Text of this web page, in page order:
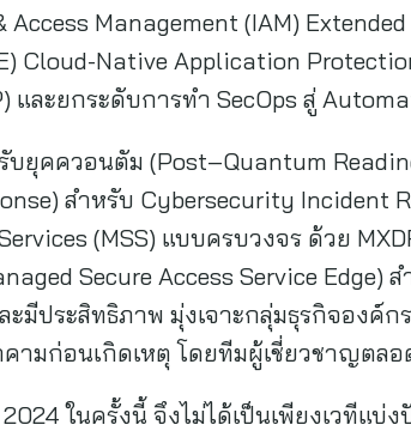
Management (IAM)
Cloud-Native Application
และยกระดับการทำ SecOps สู่
ยุคควอนตัม (Post–Quantum
สำหรับ Cybersecurity Incident
(MSS) แบบครบวงจร ด้วย
Secure Access Service
ะมีประสิทธิภาพ มุ่งเจาะกลุ่มธุรกิจองค์
ามก่อนเกิดเหตุ โดยทีมผู้เชี่ยวชาญตลอ
ในครั้งนี้ จึงไม่ได้เป็นเพียงเวทีแ